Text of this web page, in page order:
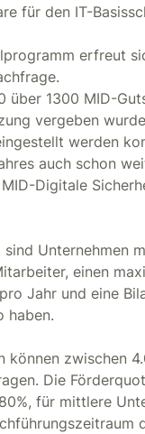
für den IT-
erfreut
über 1300 MID-
vergeben
werden
auch schon
Digitale
Unternehmen
einen
Jahr und eine
haben.
können zwischen
Die
für mittlere